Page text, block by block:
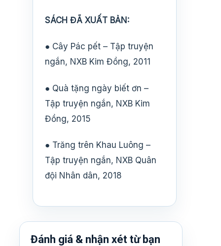
SÁCH ĐÃ XUẤT BẢN:
● Cây Pác pết – Tập truyện
ngắn, NXB Kim Đồng, 2011
● Quà tặng ngày biết ơn –
Tập truyện ngắn, NXB Kim
Đồng, 2015
● Trăng trên Khau Luông –
Tập truyện ngắn, NXB Quân
đội Nhân dân, 2018
Đánh giá & nhận xét từ bạn